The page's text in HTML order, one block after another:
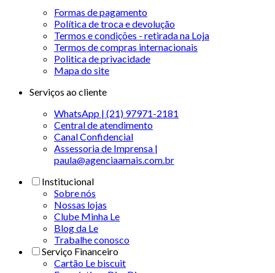
Formas de pagamento
Política de troca e devolução
Termos e condições - retirada na Loja
Termos de compras internacionais
Politica de privacidade
Mapa do site
Serviços ao cliente
WhatsApp | (21) 97971-2181
Central de atendimento
Canal Confidencial
Assessoria de Imprensa |
paula@agenciaamais.com.br
Institucional
Sobre nós
Nossas lojas
Clube Minha Le
Blog da Le
Trabalhe conosco
Serviço Financeiro
Cartão Le biscuit